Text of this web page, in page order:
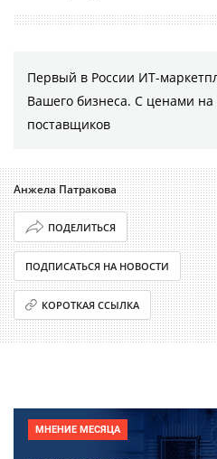
Первый в России ИТ-
Вашего бизнеса. С ценами на
поставщиков
Анжела Патракова
ПОДЕЛИТЬСЯ
ПОДПИСАТЬСЯ НА НОВОСТИ
КОРОТКАЯ ССЫЛКА
МНЕНИЕ МЕСЯЦА